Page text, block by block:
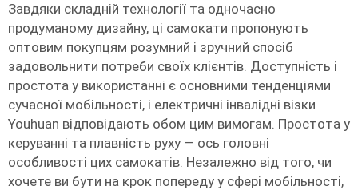
Завдяки складній технології та одночасно
продуманому дизайну, ці самокати пропонують
оптовим покупцям розумний і зручний спосіб
задовольнити потреби своїх клієнтів. Доступність і
простота у використанні є основними тенденціями
сучасної мобільності, і електричні інвалідні візки
Youhuan відповідають обом цим вимогам. Простота у
керуванні та плавність руху — ось головні
особливості цих самокатів. Незалежно від того, чи
хочете ви бути на крок попереду у сфері мобільності,